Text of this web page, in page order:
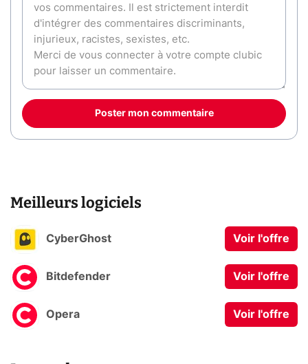
Poster mon commentaire
Meilleurs logiciels
CyberGhost Voir l'offre
Bitdefender Voir l'offre
Opera Voir l'offre